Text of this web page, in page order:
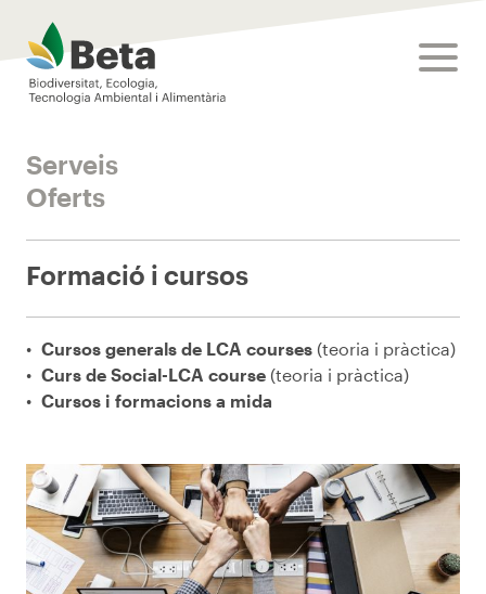
Beta Tech Center
Serveis
Oferts
Formació i cursos
Cursos generals de LCA courses (teoria i pràctica)
Curs de Social-LCA course (teoria i pràctica)
Cursos i formacions a mida